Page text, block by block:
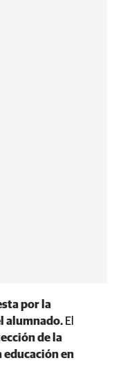
por la
alumnado. El
de la
en